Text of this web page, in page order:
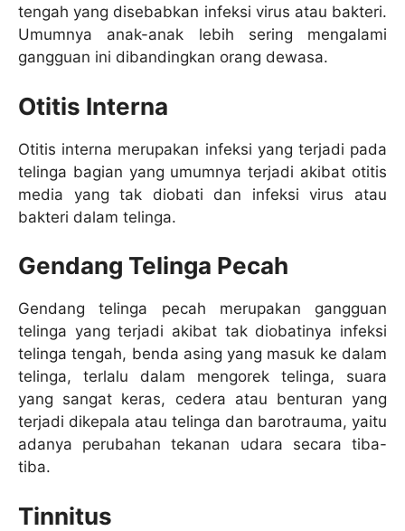
tengah yang disebabkan infeksi virus atau bakteri.
Umumnya anak-anak lebih sering mengalami
gangguan ini dibandingkan orang dewasa.
Otitis Interna
Otitis interna merupakan infeksi yang terjadi pada
telinga bagian yang umumnya terjadi akibat otitis
media yang tak diobati dan infeksi virus atau
bakteri dalam telinga.
Gendang Telinga Pecah
Gendang telinga pecah merupakan gangguan
telinga yang terjadi akibat tak diobatinya infeksi
telinga tengah, benda asing yang masuk ke dalam
telinga, terlalu dalam mengorek telinga, suara
yang sangat keras, cedera atau benturan yang
terjadi dikepala atau telinga dan barotrauma, yaitu
adanya perubahan tekanan udara secara tiba-
tiba.
Tinnitus